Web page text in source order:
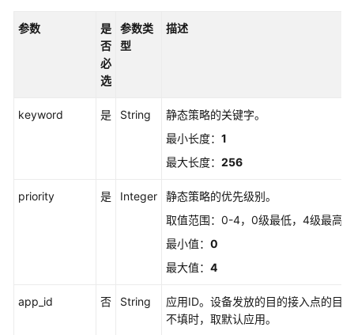
参数
是
否
必
选
参数类
型
描述
keyword 是 String
静态策略的关键字。
最小长度： 1
最大长度： 256
priority 是 Integer
静态策略的优先级别。
取值范围：0-4，0级最低，4级最高。
最小值： 0
最大值： 4
app_id 否 String
应用ID。设备发放的目的接入点的目
不填时，取默认应用。